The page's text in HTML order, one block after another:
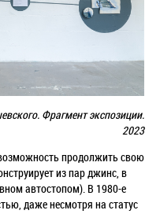
Фрагмент экспозиции.
2023
продолжить свою
из пар джинс, в
автостопом). В 1980-е
даже несмотря на статус